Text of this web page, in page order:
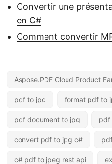
Convertir une
en C#
Comment convertir
Aspose.PDF Cloud Product
pdf to jpg format pdf to
pdf document to jpg pdf
convert pdf to jpg c#
c# pdf to jpeg rest api